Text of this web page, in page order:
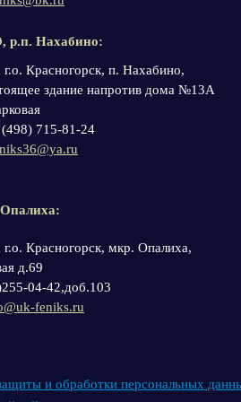
р.п. Нахабино:
Красногорск, п. Нахабино,
здание напротив дома №13А
715-81-24
Красногорск, мкр. Опалиха,
д.69
04-42,доб.103
feniks.ru
и обработки персональных